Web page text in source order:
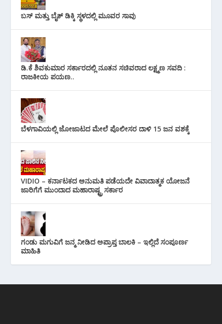
ಬಸ್ ಮತ್ತು ಬೈಕ್ ಡಿಕ್ಕಿ ಸ್ಥಳದಲ್ಲಿ ಮೂವರ ಸಾವು
ಡಿ.ಕೆ ಶಿವಕುಮಾರ ಸರ್ಕಾರದಲ್ಲಿ ನೂತನ ಸಚಿವರಾದ ಲಕ್ಷ್ಮಣ ಸವದಿ :
ರಾಜಕೀಯ ಪಯಣ..
ಬೆಳಗಾವಿಯಲ್ಲಿ ಜೋಜಾಟದ ಮೇಲೆ ಪೊಲೀಸರ ದಾಳಿ 15 ಜನ ವಶಕ್ಕೆ
VIDIO – ಕರ್ನಾಟಕದ ಅನುಮತಿ ಪಡೆಯದೇ ವಿವಾದಾತ್ಮಕ ಯೋಜನೆ
ಜಾರಿಗೆಗೆ ಮುಂದಾದ ಮಹಾರಾಷ್ಟ್ರ ಸರ್ಕಾರ
ಗಂಡು ಮಗುವಿಗೆ ಜನ್ಮ ನೀಡಿದ ಅಪ್ರಾಪ್ತ ಬಾಲಕಿ – ಇಲ್ಲಿದೆ ಸಂಪೂರ್ಣ
ಮಾಹಿತಿ